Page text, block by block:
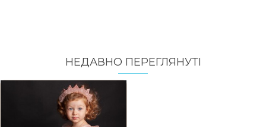
НЕДАВНО ПЕРЕГЛЯНУТI